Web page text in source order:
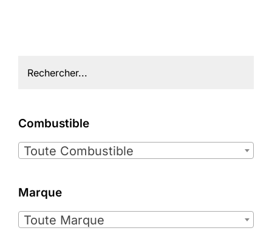
Combustible
Toute Combustible
Marque
Toute Marque